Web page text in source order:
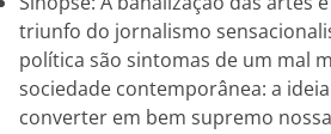
triunfo do jornalismo
política são sintomas de um mal
sociedade contemporânea: a
converter em bem supremo